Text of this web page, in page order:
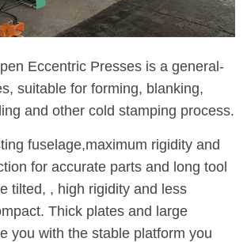
Eccentric Presses is a general-
suitable for forming, blanking,
and other cold stamping process.
fuselage,maximum rigidity and
for accurate parts and long tool
tilted, , high rigidity and less
Thick plates and large
you with the stable platform you